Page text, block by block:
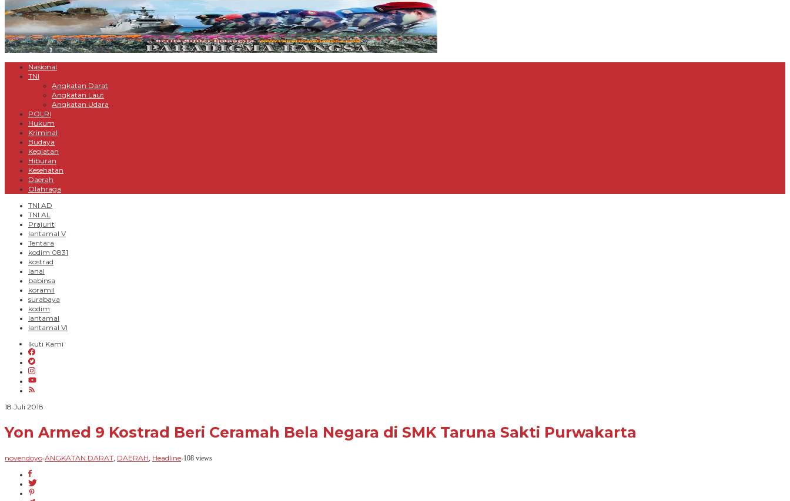
Nasional
TNI
Angkatan Darat
Angkatan Laut
Angkatan Udara
POLRI
Hukum
Kriminal
Budaya
Kegiatan
Hiburan
Kesehatan
Daerah
Olahraga
TNI AD
TNI AL
Prajurit
lantamal V
Tentara
kodim 0831
kostrad
lanal
babinsa
koramil
surabaya
kodim
lantamal
lantamal VI
Ikuti Kami
18 Juli 2018
Yon Armed 9 Kostrad Beri Ceramah Bela Negara di SMK Taruna Sakti Purwakarta
novendoyo-ANGKATAN DARAT, DAERAH, Headline-108 views